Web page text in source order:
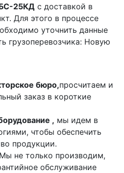
БС-25КД с доставкой в
Для этого в процессе
уточнить данные
грузоперевозчика: Новую
бюро,просчитаем и
заказ в короткие
, мы идем в
чтобы обеспечить
продукции.
Мы не только производим,
обслуживание